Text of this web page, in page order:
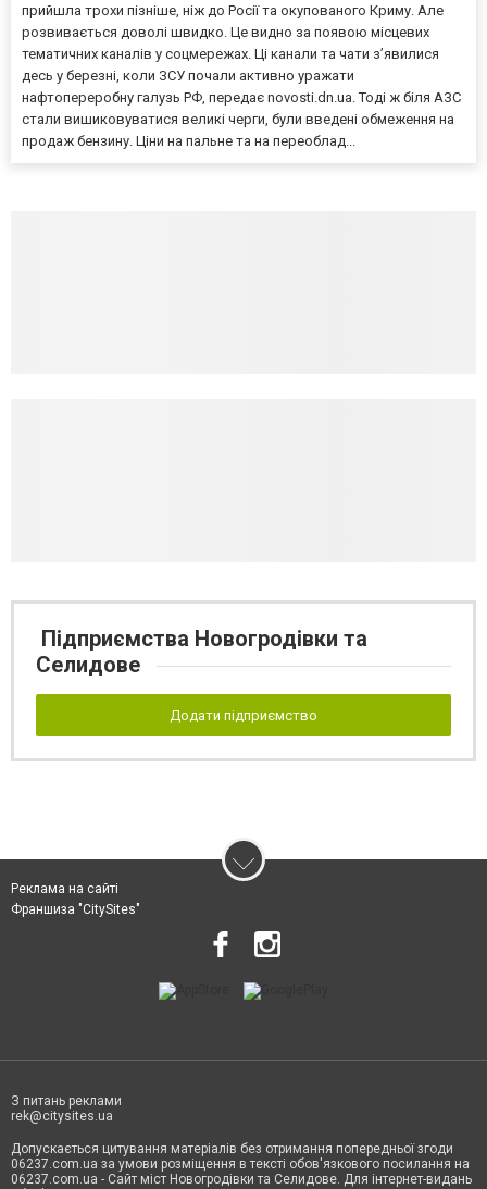
прийшла трохи пізніше, ніж до Росії та окупованого Криму. Але
розвивається доволі швидко. Це видно за появою місцевих
тематичних каналів у соцмережах. Ці канали та чати з’явилися
десь у березні, коли ЗСУ почали активно уражати
нафтопереробну галузь РФ, передає novosti.dn.ua. Тоді ж біля АЗС
стали вишиковуватися великі черги, були введені обмеження на
продаж бензину. Ціни на пальне та на переоблад...
Підприємства Новогродівки та
Селидове
Додати підприємство
Реклама на сайті
Франшиза "CitySites"
З питань реклами
rek@citysites.ua
Допускається цитування матеріалів без отримання попередньої згоди
06237.com.ua за умови розміщення в тексті обов'язкового посилання на
06237.com.ua - Сайт міст Новогродівки та Селидове. Для інтернет-видань